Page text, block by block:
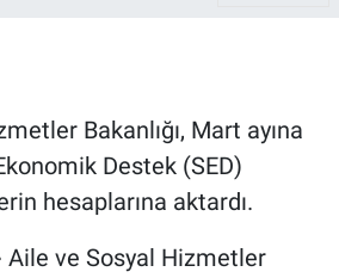
Bakanlığı, Mart ayına
Destek (SED)
hesaplarına aktardı.
Aile ve Sosyal Hizmetler